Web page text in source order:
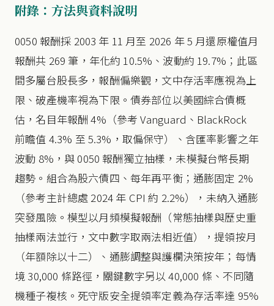
附錄：方法與資料說明
0050 報酬採 2003 年 11 月至 2026 年 5 月還原權值月
報酬共 269 筆，年化約 10.5%、波動約 19.7%；此區
間多屬台股長多，報酬偏樂觀，文中存活率應視為上
限、破產機率視為下限。債券部位以美國綜合債概
估，名目年報酬 4%（參考 Vanguard、BlackRock
前瞻值 4.3% 至 5.3%，取偏保守）、含匯率影響之年
波動 8%，與 0050 報酬獨立抽樣，未模擬台幣長期
趨勢。組合為股六債四、每年再平衡；通膨固定 2%
（參考主計總處 2024 年 CPI 約 2.2%），未納入通膨
突發風險。模型以月頻模擬報酬（常態抽樣與歷史重
抽樣兩法並行，文中數字取兩法相近值），提領按月
（年額除以十二）、通膨調整與護欄決策按年；每情
境 30,000 條路徑，關鍵數字另以 40,000 條、不同隨
機種子複核。死守版安全提領率定義為存活率達 95%